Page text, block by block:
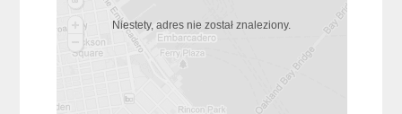
Niestety, adres nie został znaleziony.